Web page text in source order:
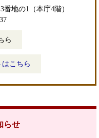
地の1（本庁4階）
ら
こちら
らせ